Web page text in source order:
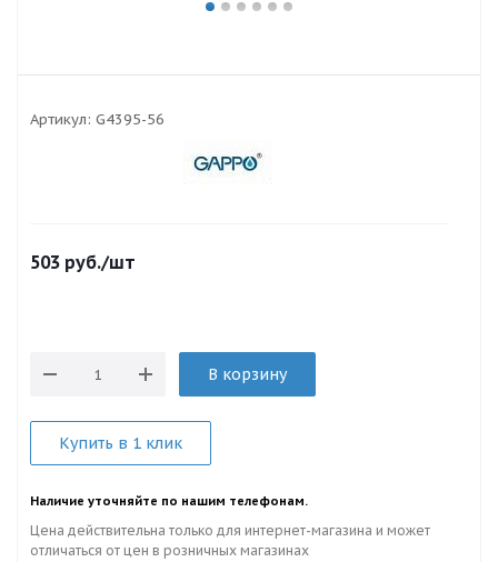
Артикул: G4395-56
503 руб./шт
В корзину
Купить в 1 клик
Наличие уточняйте по нашим телефонам.
Цена действительна только для интернет-магазина и может
отличаться от цен в розничных магазинах